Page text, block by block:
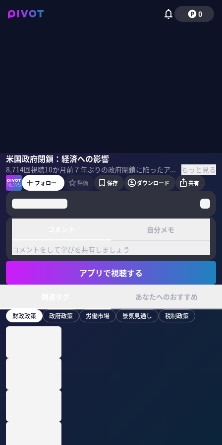
0
米国政府閉鎖：経済への影響
8,714回視聴10か月前 ７年ぶりの政府閉鎖に陥ったアメリカ。GDP・株価・金融政策に与える影響、過去の事例との比較について分析。影響拡大の鍵を握るのは「長期化」。職員７５万人一時帰休で大量解雇への発展のおそれは。 ＜ゲスト＞ 松浦大将｜みずほリサーチ＆テクノロジーズ シニア米国経済エコノミスト 大阪大学大学院経済学研究科修了後、2014年入社。日本経済・アジア経済担当、シンガポール駐在を経て現職。 ＜目次＞ もっと見る
松浦大将小手森千紗
フォロー 評価 保存 ダウンロード 共有
自分メモ
コメントをして学びを共有しましょう
アプリで視聴する
あなたへのおすすめ
財政政策 政府政策 労働市場 景気見通し 税制政策